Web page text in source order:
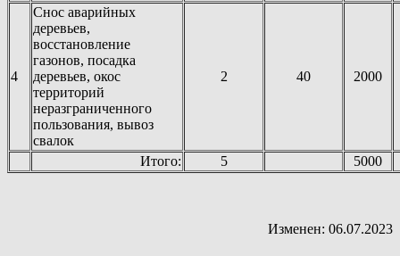
4
Снос аварийных
деревьев,
восстановление
газонов, посадка
деревьев, окос
территорий
неразграниченного
пользования, вывоз
свалок
2 40 2000
Итого: 5 5000
Изменен: 06.07.2023